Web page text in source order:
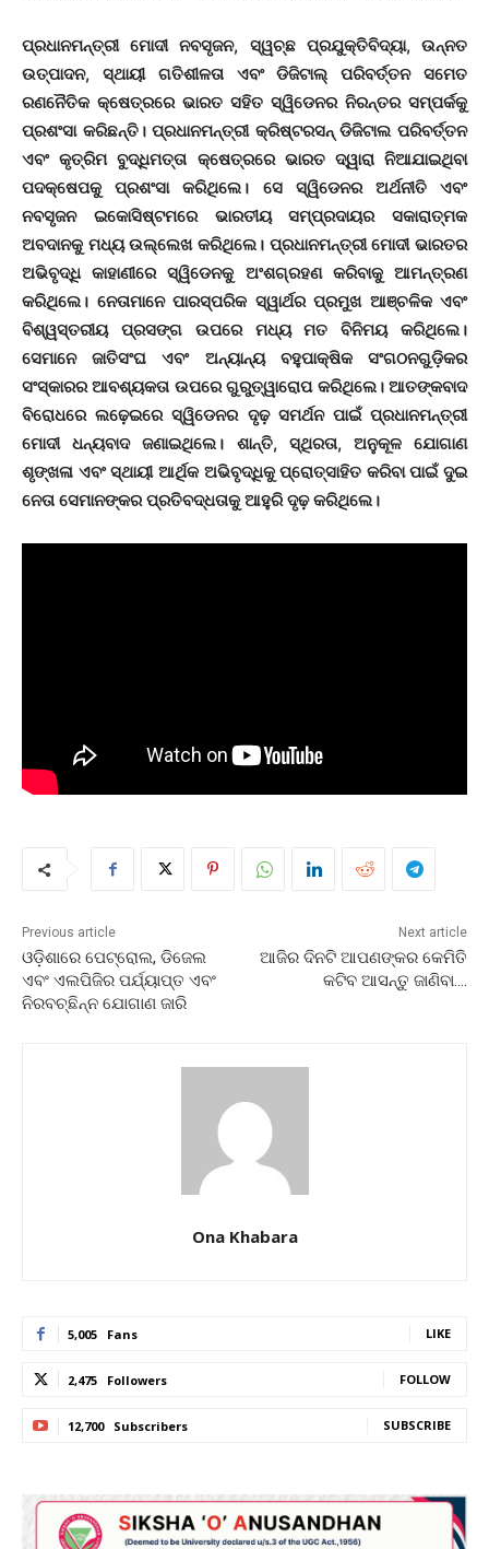
ପ୍ରଧାନମନ୍ତ୍ରୀ ମୋଦୀ ନବସୃଜନ, ସ୍ୱଚ୍ଛ ପ୍ରଯୁକ୍ତିବିଦ୍ୟା, ଉନ୍ନତ
ଉତ୍ପାଦନ, ସ୍ଥାୟୀ ଗତିଶୀଳତା ଏବଂ ଡିଜିଟାଲ୍ ପରିବର୍ତ୍ତନ ସମେତ
ରଣନୈତିକ କ୍ଷେତ୍ରରେ ଭାରତ ସହିତ ସ୍ୱିଡେନର ନିରନ୍ତର ସମ୍ପର୍କକୁ
ପ୍ରଶଂସା କରିଛନ୍ତି। ପ୍ରଧାନମନ୍ତ୍ରୀ କ୍ରିଷ୍ଟରସନ୍ ଡିଜିଟାଲ ପରିବର୍ତ୍ତନ
ଏବଂ କୃତ୍ରିମ ବୁଦ୍ଧିମତ୍ତା କ୍ଷେତ୍ରରେ ଭାରତ ଦ୍ୱାରା ନିଆଯାଇଥିବା
ପଦକ୍ଷେପକୁ ପ୍ରଶଂସା କରିଥିଲେ। ସେ ସ୍ୱିଡେନର ଅର୍ଥନୀତି ଏବଂ
ନବସୃଜନ ଇକୋସିଷ୍ଟମରେ ଭାରତୀୟ ସମ୍ପ୍ରଦାୟର ସକାରାତ୍ମକ
ଅବଦାନକୁ ମଧ୍ୟ ଉଲ୍ଲେଖ କରିଥିଲେ। ପ୍ରଧାନମନ୍ତ୍ରୀ ମୋଦୀ ଭାରତର
ଅଭିବୃଦ୍ଧି କାହାଣୀରେ ସ୍ୱିଡେନକୁ ଅଂଶଗ୍ରହଣ କରିବାକୁ ଆମନ୍ତ୍ରଣ
କରିଥିଲେ। ନେତାମାନେ ପାରସ୍ପରିକ ସ୍ୱାର୍ଥର ପ୍ରମୁଖ ଆଞ୍ଚଳିକ ଏବଂ
ବିଶ୍ୱସ୍ତରୀୟ ପ୍ରସଙ୍ଗ ଉପରେ ମଧ୍ୟ ମତ ବିନିମୟ କରିଥିଲେ।
ସେମାନେ ଜାତିସଂଘ ଏବଂ ଅନ୍ୟାନ୍ୟ ବହୁପାକ୍ଷିକ ସଂଗଠନଗୁଡ଼ିକର
ସଂସ୍କାରର ଆବଶ୍ୟକତା ଉପରେ ଗୁରୁତ୍ୱାରୋପ କରିଥିଲେ। ଆତଙ୍କବାଦ
ବିରୋଧରେ ଲଢ଼େଇରେ ସ୍ୱିଡେନର ଦୃଢ଼ ସମର୍ଥନ ପାଇଁ ପ୍ରଧାନମନ୍ତ୍ରୀ
ମୋଦୀ ଧନ୍ୟବାଦ ଜଣାଇଥିଲେ। ଶାନ୍ତି, ସ୍ଥିରତା, ଅନୁକୂଳ ଯୋଗାଣ
ଶୃଙ୍ଖଳା ଏବଂ ସ୍ଥାୟୀ ଆର୍ଥିକ ଅଭିବୃଦ୍ଧିକୁ ପ୍ରୋତ୍ସାହିତ କରିବା ପାଇଁ ଦୁଇ
ନେତା ସେମାନଙ୍କର ପ୍ରତିବଦ୍ଧତାକୁ ଆହୁରି ଦୃଢ଼ କରିଥିଲେ।
Previous article
ଓଡ଼ିଶାରେ ପେଟ୍ରୋଲ, ଡିଜେଲ
ଏବଂ ଏଲପିଜିର ପର୍ଯ୍ୟାପ୍ତ ଏବଂ
ନିରବଚ୍ଛିନ୍ନ ଯୋଗାଣ ଜାରି
Next article
ଆଜିର ଦିନଟି ଆପଣଙ୍କର କେମିତି
କଟିବ ଆସନ୍ତୁ ଜାଣିବା….
Ona Khabara
5,005 Fans LIKE
2,475 Followers FOLLOW
12,700 Subscribers SUBSCRIBE